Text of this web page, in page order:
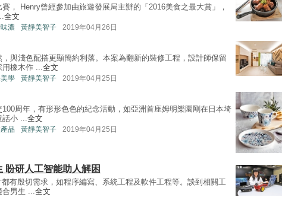
， Henry曾經參加由旅遊發展局主辦的「2016美食之最大賞」，
全文
濃 黃靜美智子 2019年04月26日
與淺色配搭更顯簡約利落。本案為翻新的裝修工程，設計師保留
用橡木作 ...全文
學 黃靜美智子 2019年04月25日
周年，有形形色色的紀念活動，如亞洲首座姆明樂園剛在日本埼
話小 ...全文
品 黃靜美智子 2019年04月25日
盼研人工智能助人解困
有殷切需求，如程序編寫、系統工程及軟件工程等。談到相關工
男生 ... 全文